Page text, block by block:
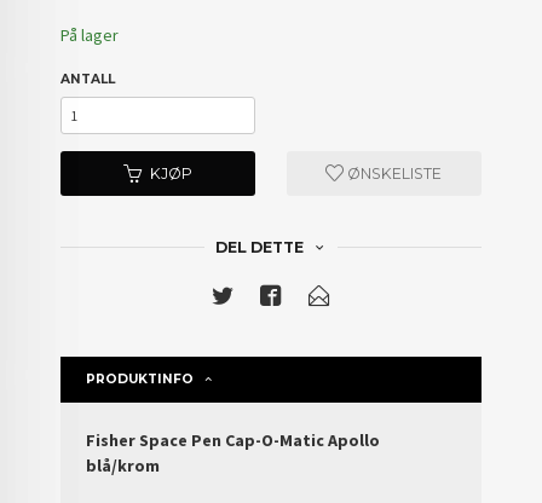
På lager
ANTALL
KJØP ØNSKELISTE
DEL DETTE
PRODUKTINFO
Fisher Space Pen Cap-O-Matic Apollo
blå/krom